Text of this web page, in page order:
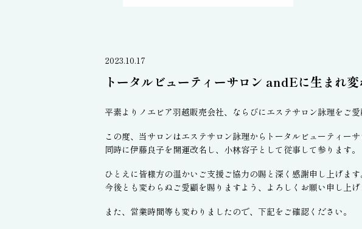
2023.10.17
トータルビューティーサロン andEに生まれ変
平素よりノエビア羽越販売会社、ならびにエステサロン詠理をご
この度、当サロンはエステサロン詠理からトータルビューティー
同時に伊藤良子を開運改名し、小林容子として従事して参ります。
ひとえに皆様方の温かいご支援ご協力の賜と深く感謝申し上げます
今後とも変わらぬご愛顧を賜りますよう、よろしくお願い申し上げ
また、営業時間等も変わりましたので、下記をご確認ください。